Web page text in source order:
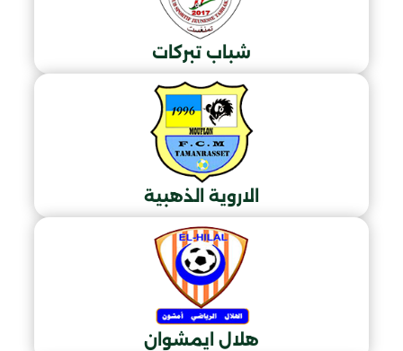
شباب تبركات
الاروية الذهبية
هلال ايمشوان